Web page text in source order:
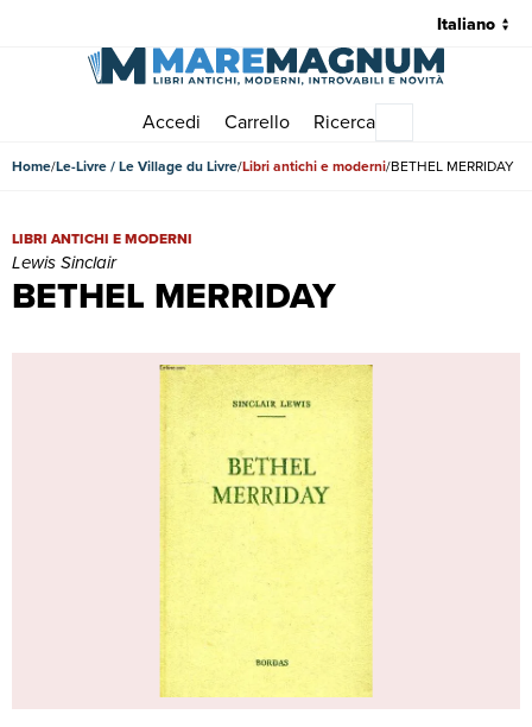
Accedi Carrello Ricerca
Home Le-Livre / Le Village du Livre Libri antichi e moderni BETHEL MERRIDAY
BETHEL MERRIDAY
BETHEL MERRIDAY | Libri antichi e moderni | Lewis Sinclair
LIBRI ANTICHI E MODERNI
Lewis Sinclair